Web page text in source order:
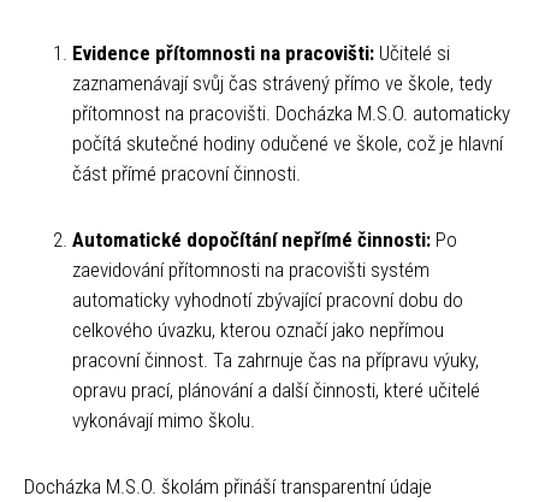
Evidence přítomnosti na pracovišti: Učitelé si
zaznamenávají svůj čas strávený přímo ve škole, tedy
přítomnost na pracovišti. Docházka M.S.O. automaticky
počítá skutečné hodiny odučené ve škole, což je hlavní
část přímé pracovní činnosti.
Automatické dopočítání nepřímé činnosti: Po
zaevidování přítomnosti na pracovišti systém
automaticky vyhodnotí zbývající pracovní dobu do
celkového úvazku, kterou označí jako nepřímou
pracovní činnost. Ta zahrnuje čas na přípravu výuky,
opravu prací, plánování a další činnosti, které učitelé
vykonávají mimo školu.
Docházka M.S.O. školám přináší transparentní údaje